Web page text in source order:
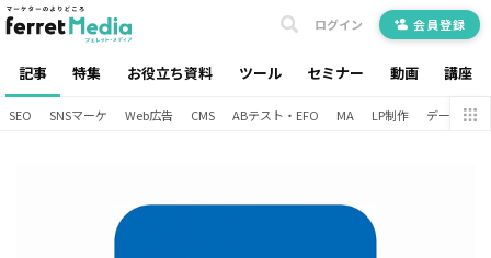
記事 特集 お役立ち資料 ツール セミナー 動画 講座
ログイン 会員登録
SEO SNSマーケ Web広告 CMS ABテスト・EFO MA LP制作 データ分析